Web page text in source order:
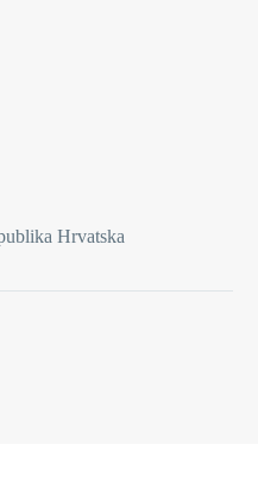
Hrvatska